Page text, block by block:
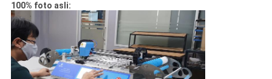
100% foto asli: